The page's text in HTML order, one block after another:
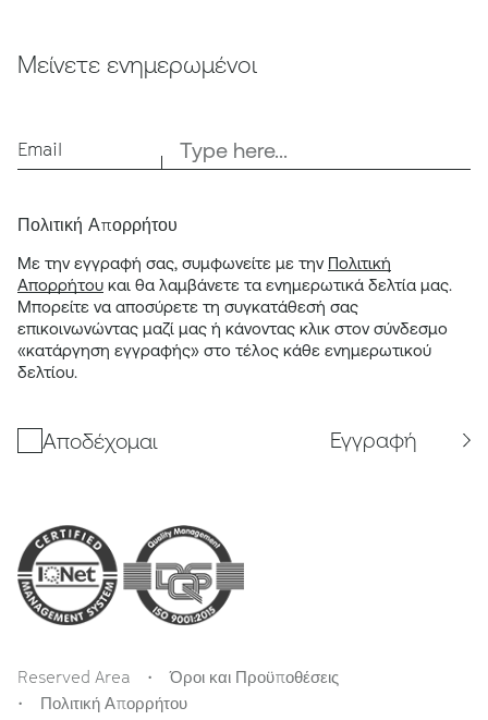
Μείνετε ενημερωμένοι
Email
Πολιτική Απορρήτου
Με την εγγραφή σας, συμφωνείτε με την Πολιτική
Απορρήτου και θα λαμβάνετε τα ενημερωτικά δελτία μας.
Μπορείτε να αποσύρετε τη συγκατάθεσή σας
επικοινωνώντας μαζί μας ή κάνοντας κλικ στον σύνδεσμο
«κατάργηση εγγραφής» στο τέλος κάθε ενημερωτικού
δελτίου.
Αποδέχομαι Εγγραφή
Reserved Area
Όροι και Προϋποθέσεις
Πολιτική Απορρήτου